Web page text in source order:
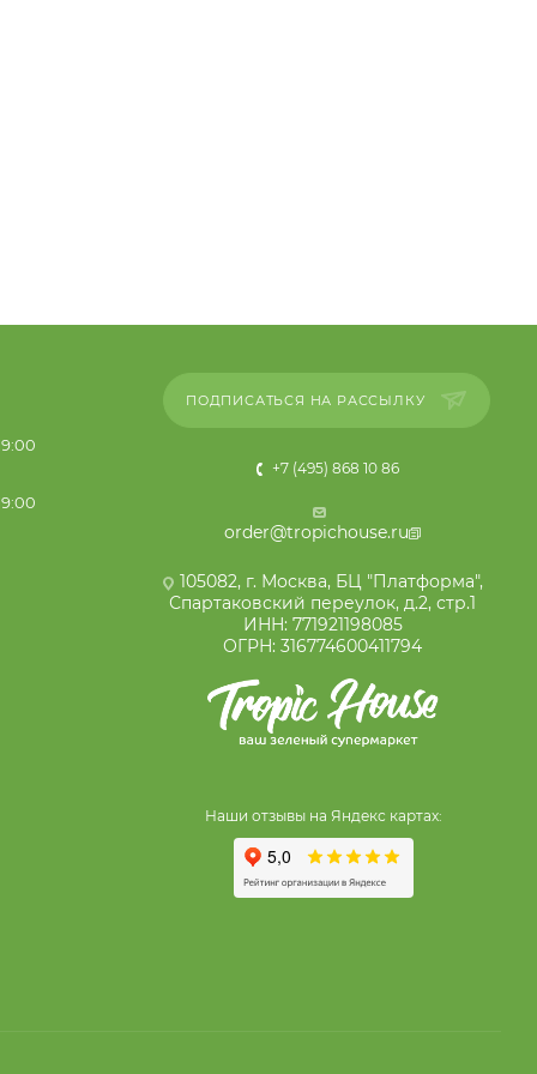
ПОДПИСАТЬСЯ НА РАССЫЛКУ
+7 (495) 868 10 86
order@tropichouse.ru
105082, г. Москва, БЦ "Платформа",
Спартаковский переулок, д.2, стр.1
ИНН: 771921198085
ОГРН: 316774600411794
Наши отзывы на Яндекс картах: